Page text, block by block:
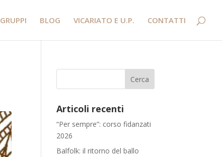
GRUPPI BLOG VICARIATO E U.P. CONTATTI
Articoli recenti
“Per sempre”: corso fidanzati
2026
Balfolk: il ritorno del ballo